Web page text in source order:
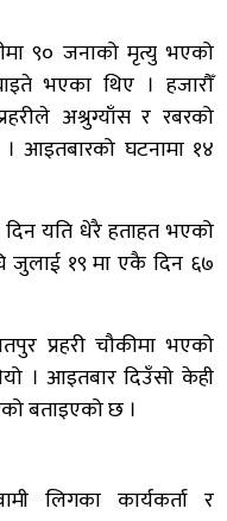
९० जनाको मृत्यु भएको
भएका थिए । हजारौँ
अश्रुग्याँस र रबरको
। आइतबारको घटनामा १४
यति धेरै हताहत भएको
१९ मा एकै दिन ६७
प्रहरी चौकीमा भएको
। आइतबार दिउँसो केही
बताइएको छ ।
लिगका कार्यकर्ता र